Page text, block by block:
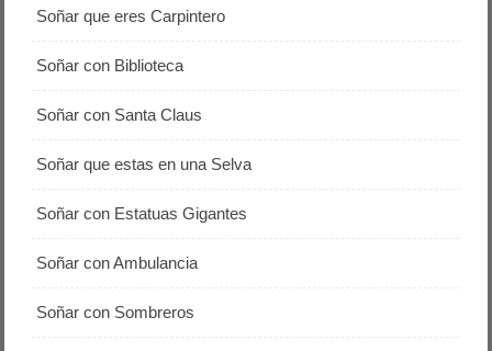
Soñar que eres Carpintero
Soñar con Biblioteca
Soñar con Santa Claus
Soñar que estas en una Selva
Soñar con Estatuas Gigantes
Soñar con Ambulancia
Soñar con Sombreros